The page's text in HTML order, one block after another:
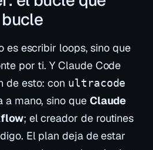
es escribir loops, sino que
por ti. Y Claude Code
de esto: con ultracode
a mano, sino que Claude
; el creador de routines
El plan deja de estar